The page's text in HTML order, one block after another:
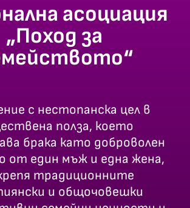
асоциация
„Поход за
с нестопанска цел в
полза, което
брака като доброволен
от един мъж и една жена,
традиционните
и общочовешки